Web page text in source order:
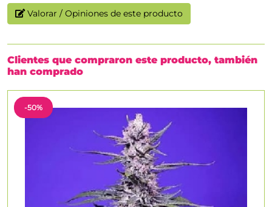
Valorar / Opiniones de este producto
Clientes que compraron este producto, también
han comprado
-50%